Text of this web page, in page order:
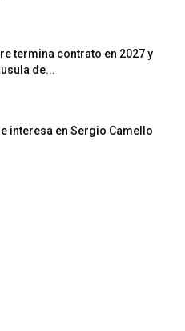
termina contrato en 2027 y
de...
interesa en Sergio Camello